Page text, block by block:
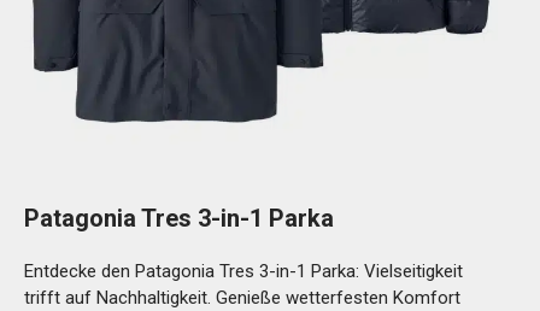
Patagonia Tres 3-in-1 Parka
Entdecke den Patagonia Tres 3-in-1 Parka: Vielseitigkeit
trifft auf Nachhaltigkeit. Genieße wetterfesten Komfort